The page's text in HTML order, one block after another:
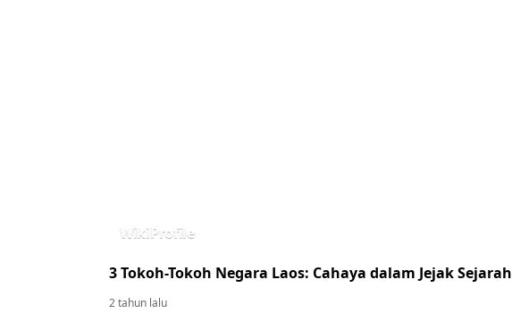
WikiProfile
3 Tokoh-Tokoh Negara Laos: Cahaya dalam Jejak Sejarah
2 tahun lalu